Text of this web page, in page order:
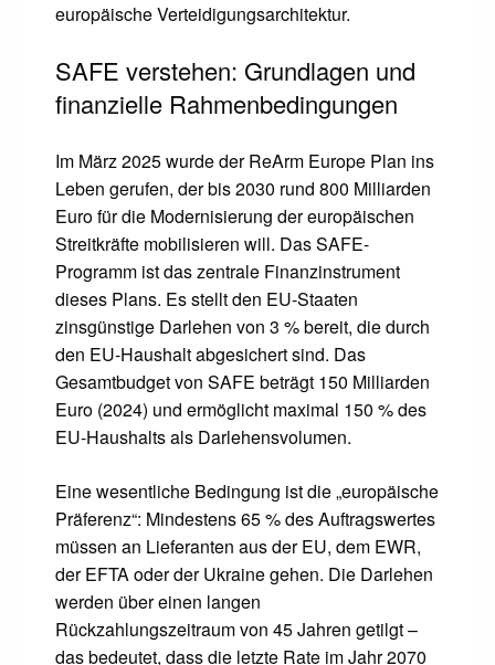
europäische Verteidigungsarchitektur.
SAFE verstehen: Grundlagen und
finanzielle Rahmenbedingungen
Im März 2025 wurde der ReArm Europe Plan ins
Leben gerufen, der bis 2030 rund 800 Milliarden
Euro für die Modernisierung der europäischen
Streitkräfte mobilisieren will. Das SAFE-
Programm ist das zentrale Finanzinstrument
dieses Plans. Es stellt den EU-Staaten
zinsgünstige Darlehen von 3 % bereit, die durch
den EU-Haushalt abgesichert sind. Das
Gesamtbudget von SAFE beträgt 150 Milliarden
Euro (2024) und ermöglicht maximal 150 % des
EU-Haushalts als Darlehensvolumen.
Eine wesentliche Bedingung ist die „europäische
Präferenz“: Mindestens 65 % des Auftragswertes
müssen an Lieferanten aus der EU, dem EWR,
der EFTA oder der Ukraine gehen. Die Darlehen
werden über einen langen
Rückzahlungszeitraum von 45 Jahren getilgt –
das bedeutet, dass die letzte Rate im Jahr 2070